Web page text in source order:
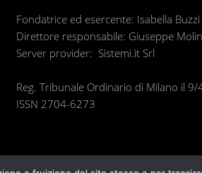
Fondatrice ed esercente: Isabella Buzzi
Direttore responsabile: Giuseppe
Server provider: Sistemi.it Srl
Reg. Tribunale Ordinario di Milano il
ISSN 2704-6273